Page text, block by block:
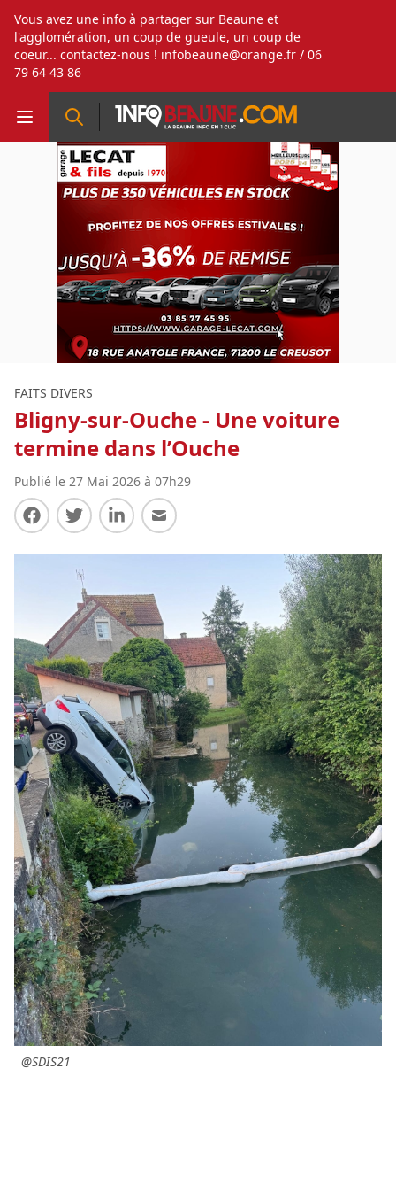
Vous avez une info à partager sur Beaune et
l'agglomération, un coup de gueule, un coup de
coeur... contactez-nous ! infobeaune@orange.fr / 06
79 64 43 86
FAITS DIVERS
Bligny-sur-Ouche - Une voiture
termine dans l’Ouche
Publié le 27 Mai 2026 à 07h29
Partager sur Facebook
Partager sur Twitter
Partager sur LinkedIn
Partager par E-mail
@SDIS21